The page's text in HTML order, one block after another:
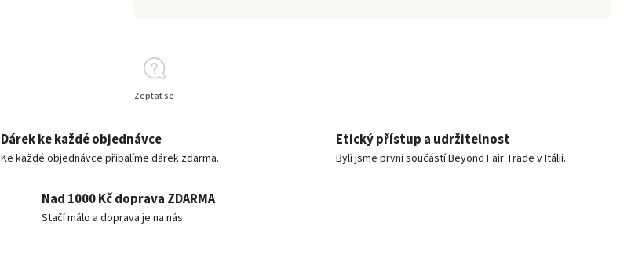
Zeptat se
Dárek ke každé objednávce
Ke každé objednávce přibalíme dárek zdarma.
Etický přístup a udržitelnost
Byli jsme první součástí Beyond Fair Trade v Itálii.
Nad 1000 Kč doprava ZDARMA
Stačí málo a doprava je na nás.